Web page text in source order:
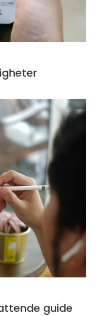
guide